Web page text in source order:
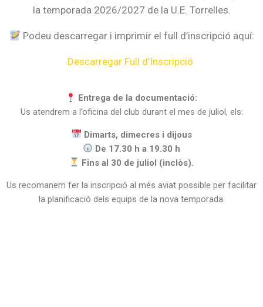
la temporada 2026/2027 de la U.E. Torrelles.
Podeu descarregar i imprimir el full d’inscripció aquí:
Descarregar Full d’Inscripció
Entrega de la documentació:
Us atendrem a l’oficina del club durant el mes de juliol, els:
Dimarts, dimecres i dijous
De 17.30 h a 19.30 h
Fins al 30 de juliol (inclòs).
Us recomanem fer la inscripció al més aviat possible per facilitar
la planificació dels equips de la nova temporada.